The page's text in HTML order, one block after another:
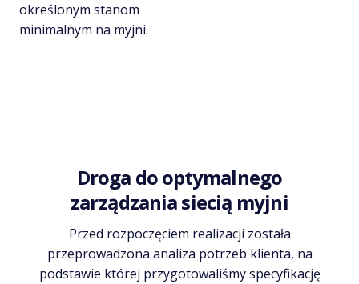
określonym stanom
minimalnym na myjni.
Droga do optymalnego
zarządzania siecią myjni
Przed rozpoczęciem realizacji została
przeprowadzona analiza potrzeb klienta, na
podstawie której przygotowaliśmy specyfikację